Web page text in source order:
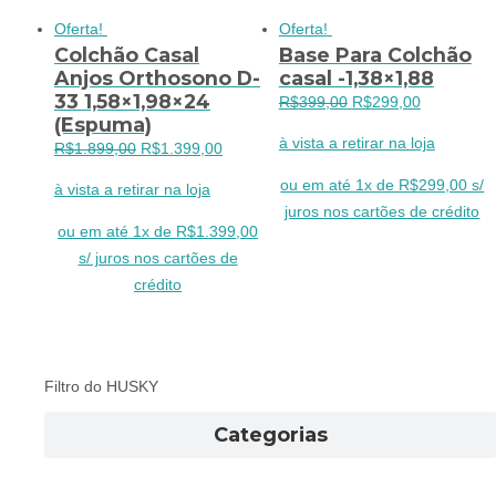
Oferta!
Colchão Casal
Anjos Orthosono D-
33 1,58×1,98×24
(Espuma)
R$1.899,00 O
original
era:
R$1.899,00.
R$1.399,00O
é:
R$1.399,00.
à vista a retirar na loja
ou em até 1x de R$1.399,00
s/ juros nos cartões de
crédito
Oferta!
Base Para Colchão
casal -1,38×1,88
R$399,00 O
original
era:
R$399,00.
R$299,00O
atual
é:
R$299,00.
à vista a retirar na loja
ou em até 1x de R$299,00 s/
juros nos cartões de crédito
Filtro do HUSKY
Categorias